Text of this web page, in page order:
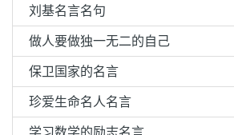
刘基名言名句
做人要做独一无二的自己
保卫国家的名言
珍爱生命名人名言
学习数学的励志名言